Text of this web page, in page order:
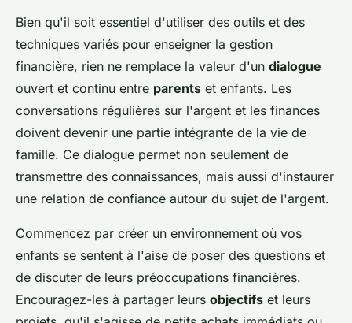
Bien qu'il soit essentiel d'utiliser des outils et des
techniques variés pour enseigner la gestion
financière, rien ne remplace la valeur d'un dialogue
ouvert et continu entre parents et enfants. Les
conversations régulières sur l'argent et les finances
doivent devenir une partie intégrante de la vie de
famille. Ce dialogue permet non seulement de
transmettre des connaissances, mais aussi d'instaurer
une relation de confiance autour du sujet de l'argent.
Commencez par créer un environnement où vos
enfants se sentent à l'aise de poser des questions et
de discuter de leurs préoccupations financières.
Encouragez-les à partager leurs objectifs et leurs